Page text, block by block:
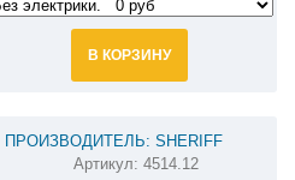
В КОРЗИНУ
ПРОИЗВОДИТЕЛЬ: SHERIFF
ФАРКОП НА MITSUBISHI OUTLANDER
Артикул: 4514.12